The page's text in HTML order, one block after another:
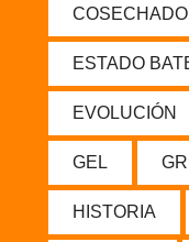
ESTADO
EVOLUCIÓN
GEL
HISTORIA